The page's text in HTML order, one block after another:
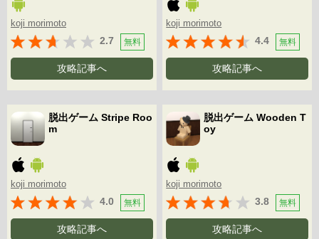
koji morimoto
2.7 無料
攻略記事へ
koji morimoto
4.4 無料
攻略記事へ
脱出ゲーム Stripe Roo
m
koji morimoto
4.0 無料
攻略記事へ
脱出ゲーム Wooden T
oy
koji morimoto
3.8 無料
攻略記事へ